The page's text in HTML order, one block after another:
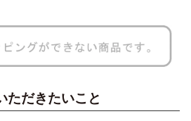
ただきたいこと